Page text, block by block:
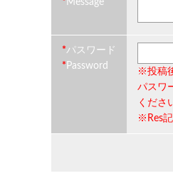
* Message
*パスワード
* Password
※投稿
パスワ
くださ
※Res